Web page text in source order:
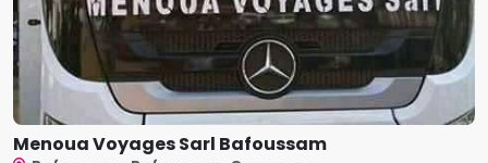
Menoua Voyages Sarl Bafoussam